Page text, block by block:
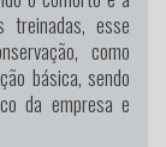
treinadas, esse
como
básica, sendo
da empresa e